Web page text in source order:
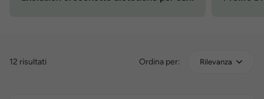
12 risultati Ordina per: Rilevanza